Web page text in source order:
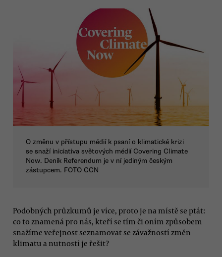
O změnu v přístupu médií k psaní o klimatické krizi
se snaží iniciativa světových médií Covering Climate
Now. Deník Referendum je v ní jediným českým
zástupcem. FOTO CCN
Podobných průzkumů je více, proto je na místě se ptát:
co to znamená pro nás, kteří se tím či oním způsobem
snažíme veřejnost seznamovat se závažností změn
klimatu a nutností je řešit?